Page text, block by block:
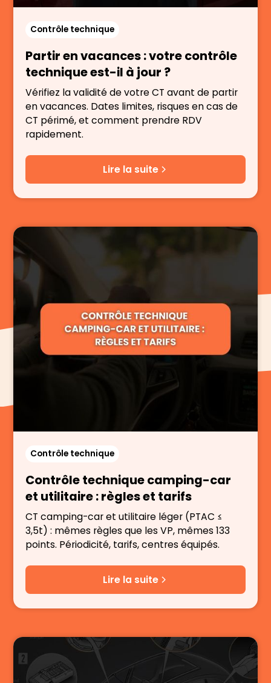
Contrôle technique
Partir en vacances : votre contrôle
technique est-il à jour ?
Vérifiez la validité de votre CT avant de partir
en vacances. Dates limites, risques en cas de
CT périmé, et comment prendre RDV
rapidement.
Lire la suite
Contrôle technique
Contrôle technique camping-car
et utilitaire : règles et tarifs
CT camping-car et utilitaire léger (PTAC ≤
3,5t) : mêmes règles que les VP, mêmes 133
points. Périodicité, tarifs, centres équipés.
Lire la suite